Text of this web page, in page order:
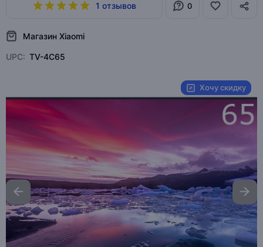
1 отзывов 0
Магазин Xiaomi
UPC: TV-4C65
Хочу скидку